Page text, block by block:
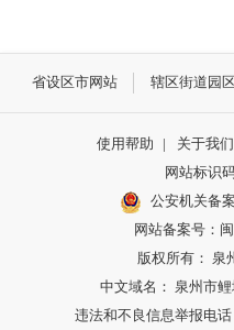
省设区市网站 辖区街道园
使用帮助 | 关于我们
网站标识
公安机关备
网站备案号：
版权所有： 泉
中文域名： 泉州市
违法和不良信息举报电话